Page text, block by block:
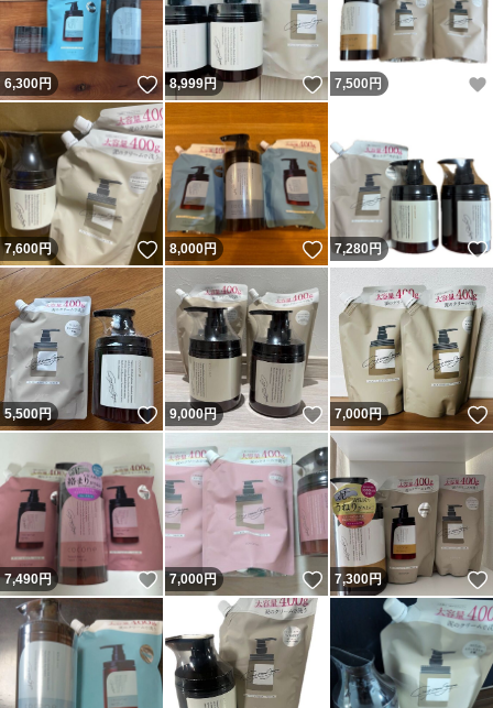
6,300円 いいね！
8,999円 いいね！
7,500 円
7,600円 いいね！
8,000円 いいね！
7,280円
5,500円 いいね！
9,000円 いいね！
7,000円
7,490円 いいね！
7,000円 いいね！
7,300円